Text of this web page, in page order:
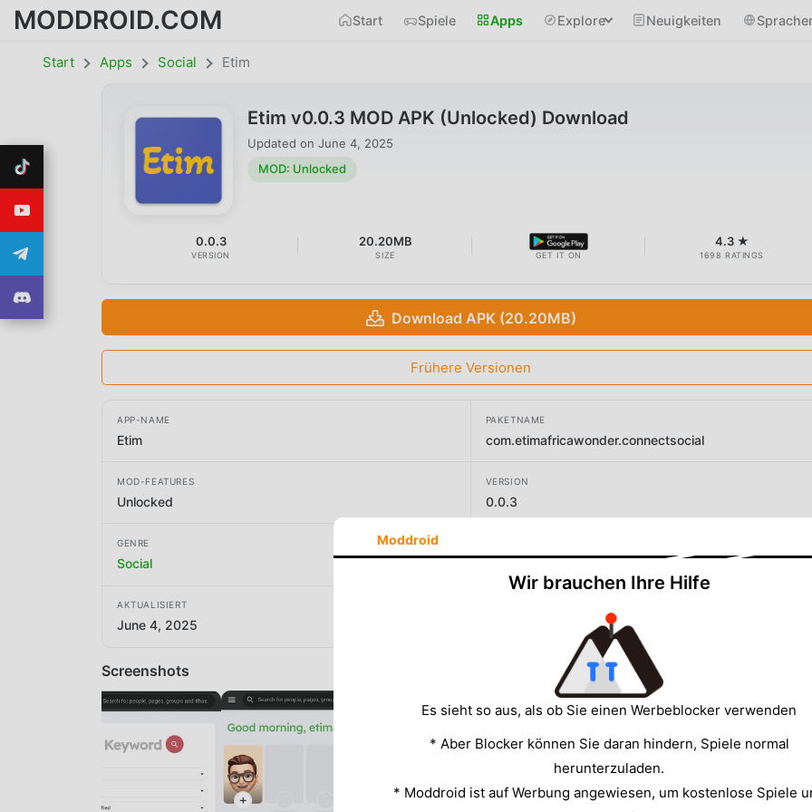
MODDROID.COM Start Spiele Apps Explore Neuigkeiten
Start Apps Social Etim
Etim v0.0.3 MOD APK (Unlocked) Download
Updated on June 4, 2025
MOD: Unlocked
0.0.3
VERSION
20.20MB
SIZE GET IT ON
4.3 ★
1698 RATINGS
Download APK (20.20MB)
Frühere Versionen
APP-NAME
Etim
PAKETNAME
com.etimafricawonder.connectsocial
MOD-FEATURES
Unlocked
VERSION
0.0.3
GENRE
Social My System Devs
AKTUALISIERT
June 4, 2025
Screenshots
Moddroid
Wir brauchen Ihre Hilfe
Es sieht so aus, als ob Sie einen Werbeblocker verwenden
* Aber Blocker können Sie daran hindern, Spiele normal
herunterzuladen.
* Moddroid ist auf Werbung angewiesen, um kostenlose Spiele